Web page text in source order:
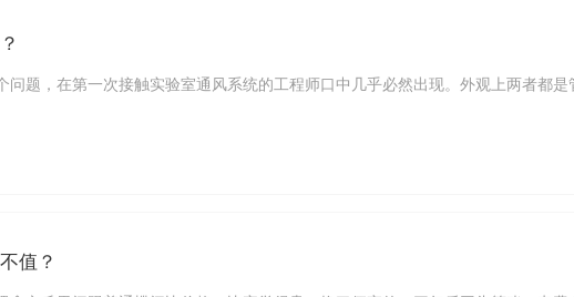
问题，在第一次接触实验室通风系统的工程师口中几乎必然出现。外观上两者都
值？